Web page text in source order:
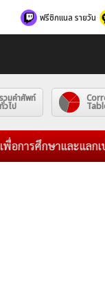
ฟรีซิกแนล รายวัน
รวมคำศัพท์
ทั่วไป
ษาและแลกเปลี่ยนค